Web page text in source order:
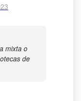
mixta o
de